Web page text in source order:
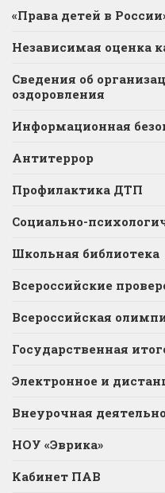
«Права детей в
Независимая оценка
Сведения об
оздоровления
Информационная
Антитеррор
Профилактика ДТП
Социально-
Школьная библиотека
Всероссийские
Всероссийская
Государственная
Электронное и
Внеурочная
НОУ «Эврика»
Кабинет ПАВ